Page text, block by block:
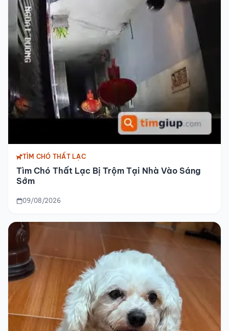
TÌM CHÓ THẤT LẠC
Tìm Chó Thất Lạc Bị Trộm Tại Nhà Vào Sáng
Sớm
09/08/2026